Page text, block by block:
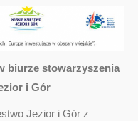
biurze stowarzyszenia
i Gór
Jezior i Gór z